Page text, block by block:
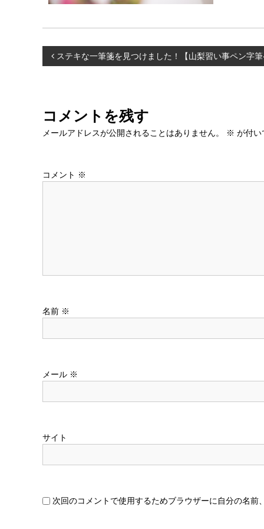
投
ナ
ビ
ン
ステキな一筆箋を見つけました！【山梨習い事ペン字
コメントを残す
メールアドレスが公開されることはありません。 ※ が付い
コメント ※
名前 ※
メール ※
サイト
次回のコメントで使用するためブラウザーに自分の名